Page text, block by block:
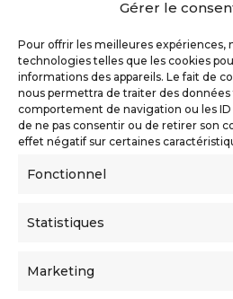
Gérer le
Pour offrir les meilleures expériences,
technologies telles que les cookies
informations des appareils. Le fait de
nous permettra de traiter des données
comportement de navigation ou les ID
de ne pas consentir ou de retirer son
effet négatif sur certaines
Fonctionnel
Statistiques
Marketing
Mentions légales
Politique de confidentialité
Déclaration d’accessibilité
Ils nous soutiennent